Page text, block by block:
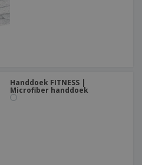
Handdoek FITNESS |
Microfiber handdoek